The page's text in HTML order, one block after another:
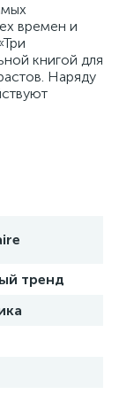
времен и
книгой для
Наряду
тренд